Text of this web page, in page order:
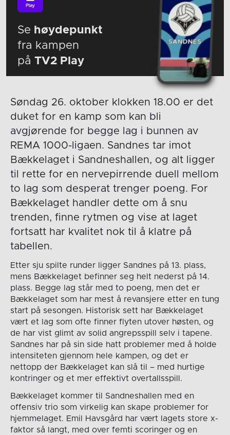
Se høydepunkt
fra kampen
på TV2 Play
Søndag 26. oktober klokken 18.00 er det
duket for en kamp som kan bli
avgjørende for begge lag i bunnen av
REMA 1000-ligaen. Sandnes tar imot
Bækkelaget i Sandneshallen, og alt ligger
til rette for en nervepirrende duell mellom
to lag som desperat trenger poeng. For
Bækkelaget handler dette om å snu
trenden, finne rytmen og vise at laget
fortsatt har kvalitet nok til å klatre på
tabellen.
Etter sju spilte runder ligger Sandnes på 13. plass,
mens Bækkelaget befinner seg helt nederst på 14.
plass. Begge lag står med to poeng, men det er
Bækkelaget som har mest å revansjere etter en tung
start på sesongen. Historisk sett har Bækkelaget
vært et lag som ofte finner flyten utover høsten, og
de har vist glimt av solid angrepsspill selv i tapene.
Sandnes har på sin side hatt problemer med å holde
intensiteten gjennom hele kampen, og det er
nettopp der Bækkelaget kan slå til – med hurtige
kontringer og et mer effektivt overtallsspill.
Bækkelaget kommer til Sandneshallen med en
offensiv trio som virkelig kan skape problemer for
hjemmelaget. Emil Havsgård har vært lagets store x-
faktor så langt, med over femti scoringer og en